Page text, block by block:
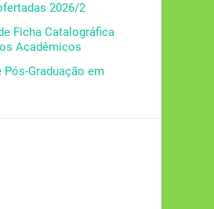
2026/2
Ficha Catalográfica
Acadêmicos
Pós-Graduação em